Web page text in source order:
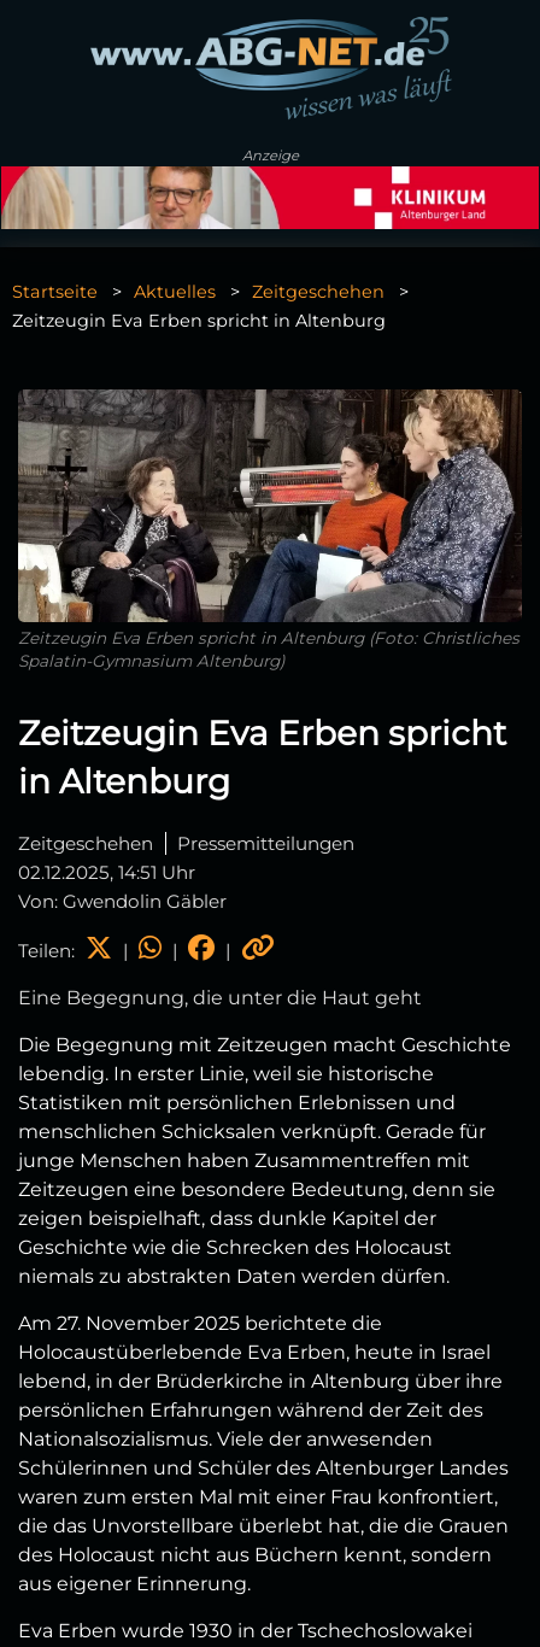
Anzeige
Startseite Aktuelles
Zeitgeschehen
Zeitzeugin Eva Erben spricht in Altenburg
Zeitzeugin Eva Erben spricht in Altenburg (Foto: Christliches
Spalatin-Gymnasium Altenburg)
Zeitzeugin Eva Erben spricht
in Altenburg
Zeitgeschehen
Pressemitteilungen
02.12.2025, 14:51 Uhr
Von: Gwendolin Gäbler
Teilen: | | |
Eine Begegnung, die unter die Haut geht
Die Begegnung mit Zeitzeugen macht Geschichte
lebendig. In erster Linie, weil sie historische
Statistiken mit persönlichen Erlebnissen und
menschlichen Schicksalen verknüpft. Gerade für
junge Menschen haben Zusammentreffen mit
Zeitzeugen eine besondere Bedeutung, denn sie
zeigen beispielhaft, dass dunkle Kapitel der
Geschichte wie die Schrecken des Holocaust
niemals zu abstrakten Daten werden dürfen.
Am 27. November 2025 berichtete die
Holocaustüberlebende Eva Erben, heute in Israel
lebend, in der Brüderkirche in Altenburg über ihre
persönlichen Erfahrungen während der Zeit des
Nationalsozialismus. Viele der anwesenden
Schülerinnen und Schüler des Altenburger Landes
waren zum ersten Mal mit einer Frau konfrontiert,
die das Unvorstellbare überlebt hat, die die Grauen
des Holocaust nicht aus Büchern kennt, sondern
aus eigener Erinnerung.
Eva Erben wurde 1930 in der Tschechoslowakei